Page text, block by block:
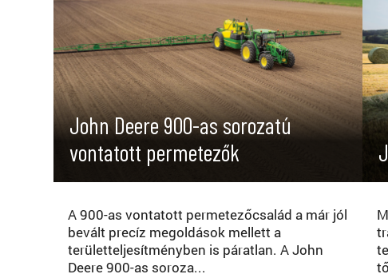
John Deere 900-as sorozatú
vontatott permetezők
A 900-as vontatott permetezőcsalád a már jól
bevált precíz megoldások mellett a
területteljesítményben is páratlan. A John
Deere 900-as soroza...